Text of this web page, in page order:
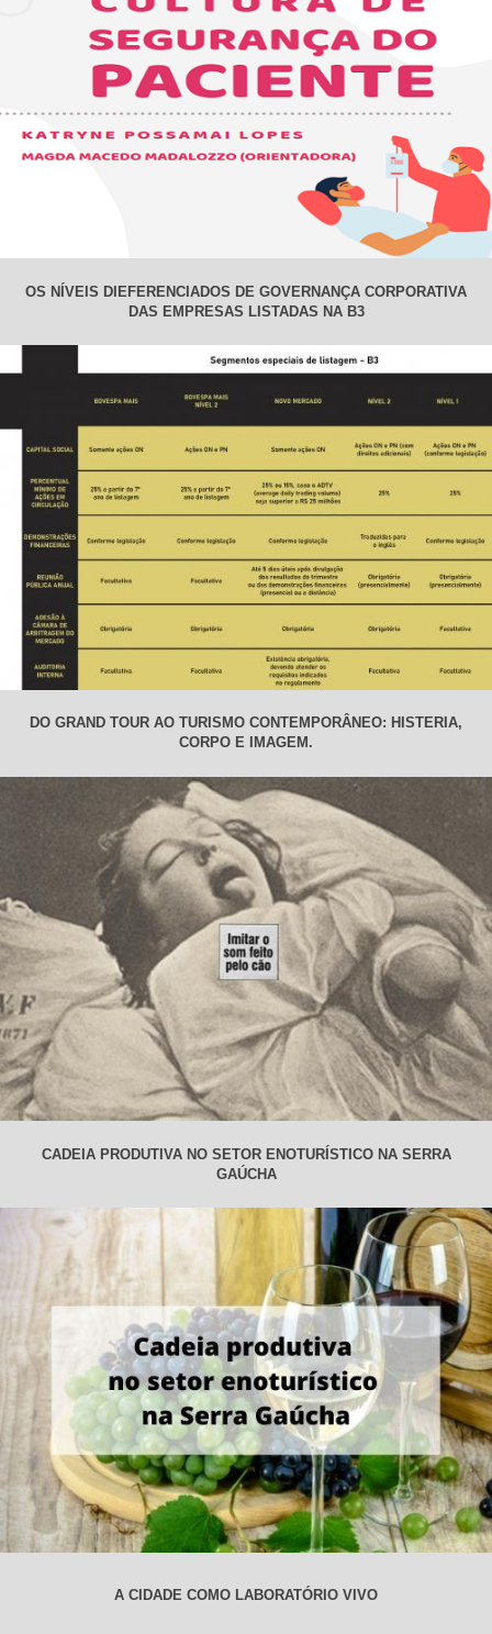
OS NÍVEIS DIEFERENCIADOS DE GOVERNANÇA CORPORATIVA
DAS EMPRESAS LISTADAS NA B3
DO GRAND TOUR AO TURISMO CONTEMPORÂNEO: HISTERIA,
CORPO E IMAGEM.
CADEIA PRODUTIVA NO SETOR ENOTURÍSTICO NA SERRA
GAÚCHA
A CIDADE COMO LABORATÓRIO VIVO